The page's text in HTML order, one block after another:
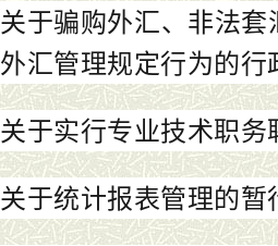
关于骗购外汇、非法
外汇管理规定行为的
关于实行专业技术职
关于统计报表管理的